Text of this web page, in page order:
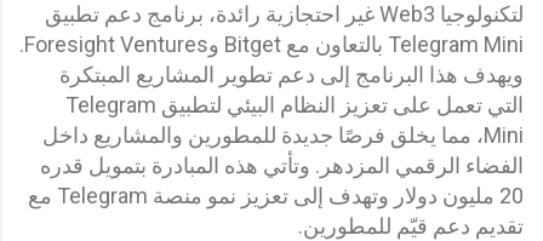
لتكنولوجيا Web3 غير احتجازية رائدة، برنامج دعم تطبيق
Telegram Mini بالتعاون مع Bitget وForesight Ventures.
ويهدف هذا البرنامج إلى دعم تطوير المشاريع المبتكرة
التي تعمل على تعزيز النظام البيئي لتطبيق Telegram
Mini، مما يخلق فرصًا جديدة للمطورين والمشاريع داخل
الفضاء الرقمي المزدهر. وتأتي هذه المبادرة بتمويل قدره
20 مليون دولار وتهدف إلى تعزيز نمو منصة Telegram مع
تقديم دعم قيّم للمطورين.